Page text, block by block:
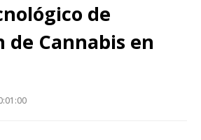
de
de Cannabis en